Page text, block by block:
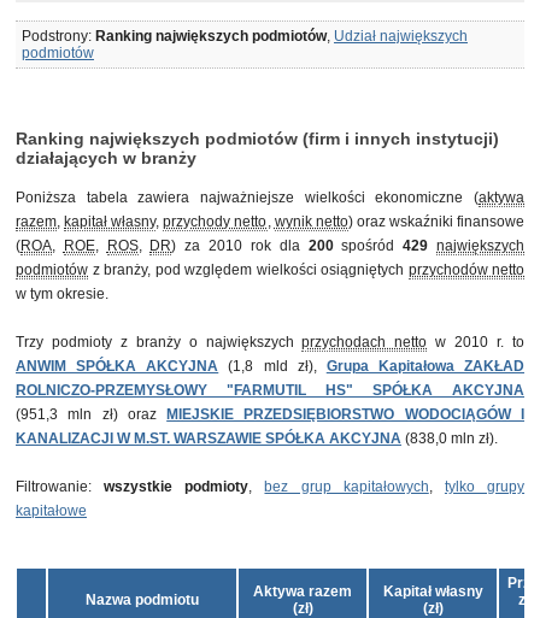
Podstrony: Ranking największych podmiotów, Udział największych
podmiotów
Ranking największych podmiotów (firm i innych instytucji)
działających w branży
Poniższa tabela zawiera najważniejsze wielkości ekonomiczne (aktywa
razem, kapitał własny,przychody netto, wynik netto) oraz wskaźniki finansowe
(ROA, ROE, ROS, DR) za 2010 rok dla 200spośród429 największych
podmiotów z branży, pod względem wielkości osiągniętych przychodów netto
w tym okresie.
Trzy podmioty z branży o największychprzychodach netto w 2010 r. to
ANWIM SPÓŁKA AKCYJNA (1,8 mld zł), Grupa Kapitałowa ZAKŁAD
ROLNICZO-PRZEMYSŁOWY "FARMUTIL HS" SPÓŁKA AKCYJNA
(951,3 mln zł) oraz
MIEJSKIE PRZEDSIĘBIORSTWO WODOCIĄGÓW I
KANALIZACJI W M.ST. WARSZAWIE SPÓŁKA AKCYJNA (838,0 mln zł).
Filtrowanie:wszystkie podmioty, bez grup kapitałowych, tylko grupy
kapitałowe
Nazwa podmiotu
Aktywa razem
(zł)
Kapitał własny
(zł)
ze